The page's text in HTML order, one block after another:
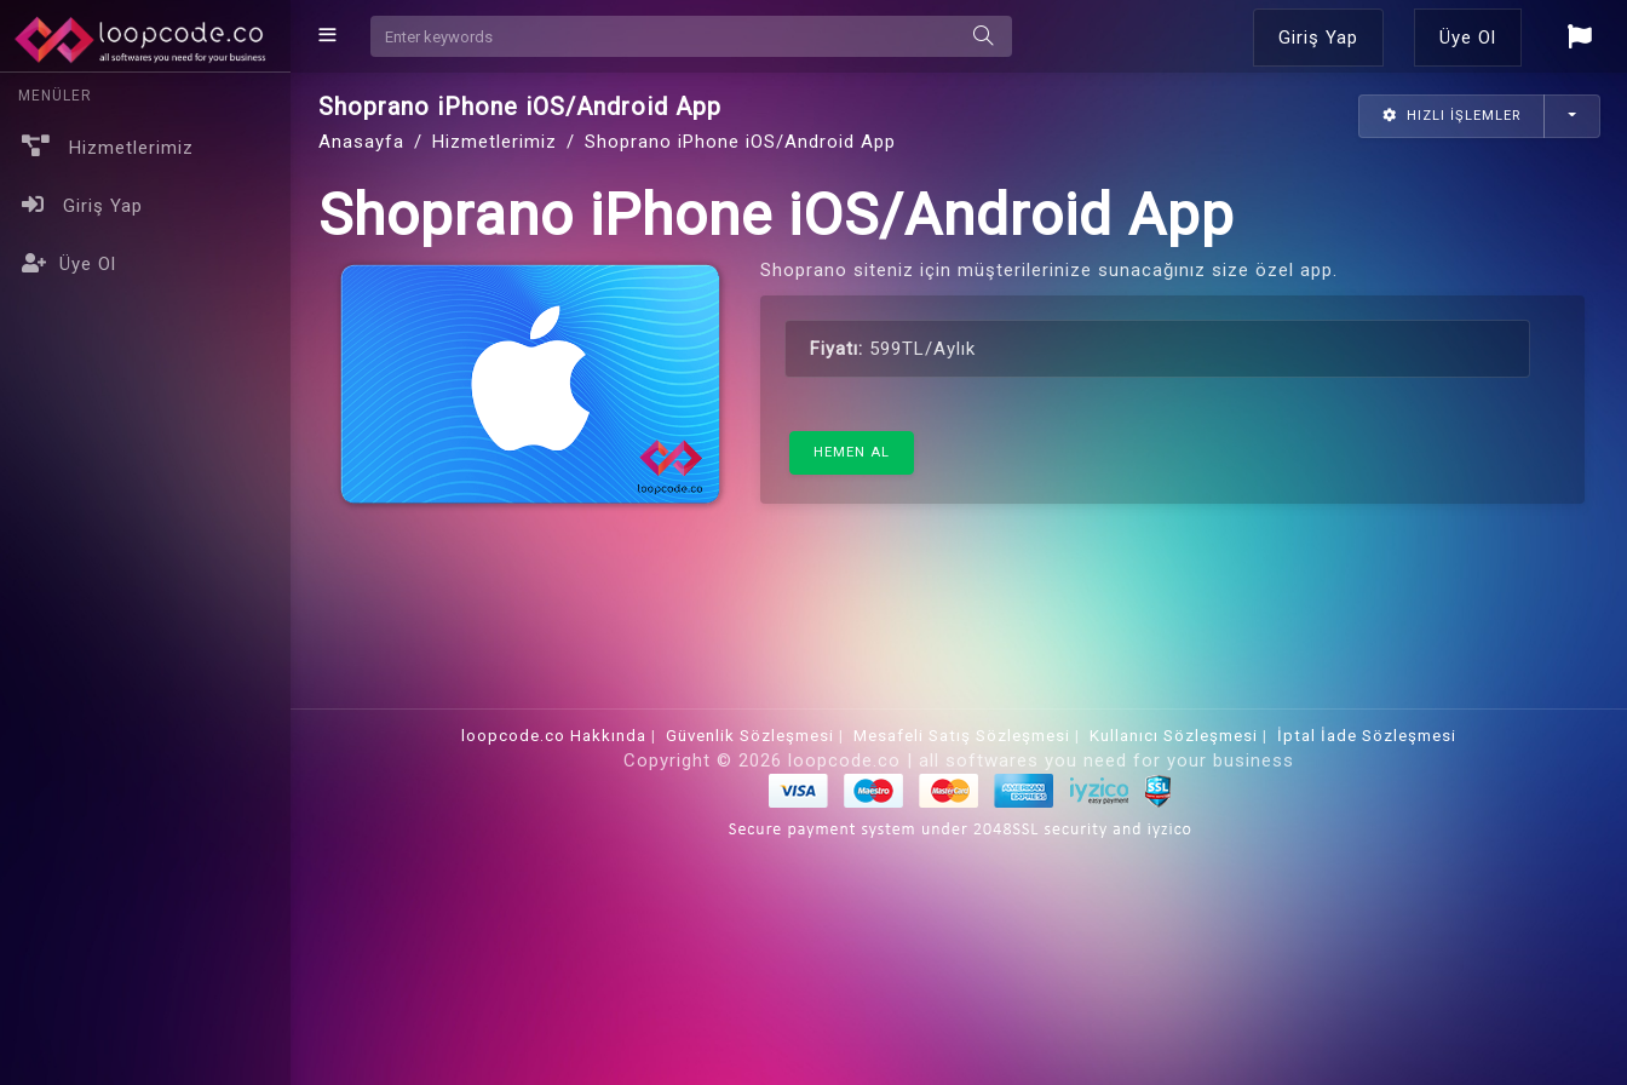
MENÜLER
Hizmetlerimiz
Giriş Yap
Üye Ol
Giriş Yap Üye Ol
Shoprano iPhone iOS/Android App
Anasayfa Hizmetlerimiz Shoprano iPhone iOS/Android App
HIZLI İŞLEMLER
Shoprano iPhone iOS/Android App
Shoprano siteniz için müşterilerinize sunacağınız size özel app.
Fiyatı: 599TL/Aylık
HEMEN AL
loopcode.co Hakkında | Güvenlik Sözleşmesi | Mesafeli Satış Sözleşmesi | Kullanıcı Sözleşmesi | İptal İade Sözleşmesi
Copyright © 2026 loopcode.co | all softwares you need for your business